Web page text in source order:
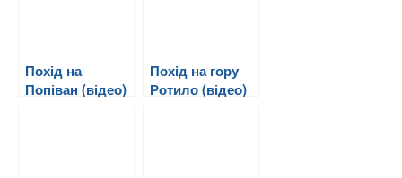
Похід на
Попіван (відео)
Похід на гору
Ротило (відео)